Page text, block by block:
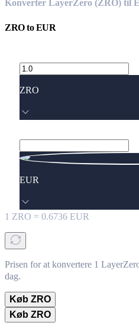
Konverter LayerZero (ZRO) til
ZROtoEUR
ZRO
EUR
1 ZRO = 0.6736 EUR
Prisen for at konvertere 1
dag.
Køb ZRO
Køb ZRO